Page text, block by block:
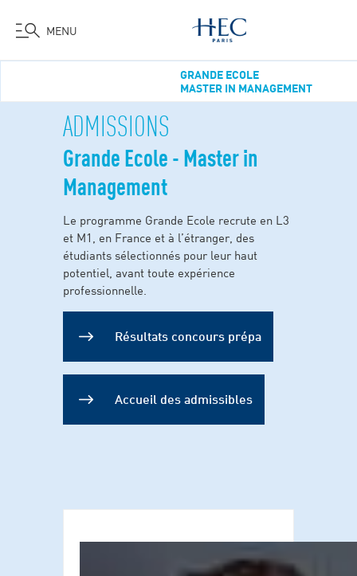
contenu
MENU
GRANDE ECOLE
MASTER IN MANAGEMENT
ADMISSIONS
Grande Ecole - Master in
Management
Le programme Grande Ecole recrute en L3
et M1, en France et à l’étranger, des
étudiants sélectionnés pour leur haut
potentiel, avant toute expérience
professionnelle.
Résultats concours prépa
Accueil des admissibles